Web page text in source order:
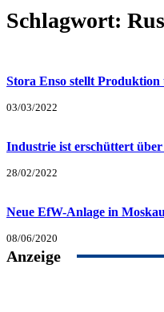
Schlagwort:
Stora Enso stellt
03/03/2022
Industrie ist erschüttert über
28/02/2022
Neue EfW-Anlage in
08/06/2020
Anzeige